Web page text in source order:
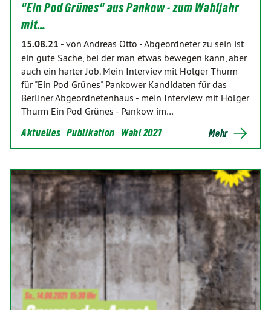
"Ein Pod Grünes" aus Pankow - zum Wahljahr
mit…
15.08.21 - von Andreas Otto -Abgeordneter zu sein ist
ein gute Sache, bei der man etwas bewegen kann, aber
auch ein harter Job. Mein Interviev mit Holger Thurm
für "Ein Pod Grünes" Pankower Kandidaten für das
Berliner Abgeordnetenhaus - mein Interview mit Holger
Thurm Ein Pod Grünes - Pankow im…
Aktuelles Publikation Wahl 2021 Mehr